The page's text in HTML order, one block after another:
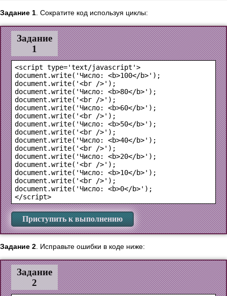
Задание 1. Сократите код используя циклы:
Задание
1
<script type='text/javascript'>
document.write('Число: <b>100</b>');
document.write('<br />');
document.write('Число: <b>80</b>');
document.write('<br />');
document.write('Число: <b>60</b>');
document.write('<br />');
document.write('Число: <b>50</b>');
document.write('<br />');
document.write('Число: <b>40</b>');
document.write('<br />');
document.write('Число: <b>20</b>');
document.write('<br />');
document.write('Число: <b>10</b>');
document.write('<br />');
document.write('Число: <b>0</b>');
Приступить к выполнению
Задание 2 . Исправьте ошибки в коде ниже:
Задание
2